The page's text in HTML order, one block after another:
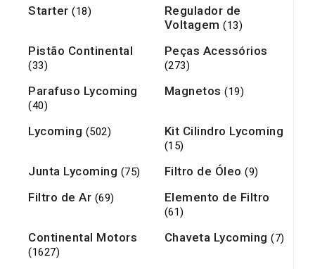
Starter (18)
Regulador de
Voltagem (13)
Pistão Continental
(33)
Peças Acessórios
(273)
Parafuso Lycoming
(40)
Magnetos (19)
Lycoming (502) Kit Cilindro Lycoming
(15)
Junta Lycoming (75) Filtro de Óleo (9)
Filtro de Ar (69) Elemento de Filtro
(61)
Continental Motors
(1627)
Chaveta Lycoming (7)